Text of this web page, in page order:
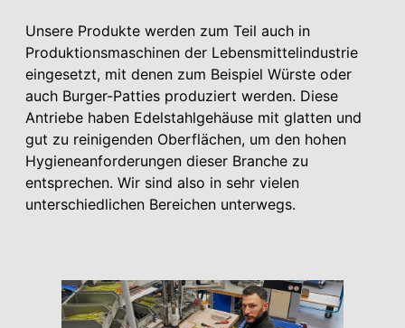
Unsere Produkte werden zum Teil auch in
Produktionsmaschinen der Lebensmittelindustrie
eingesetzt, mit denen zum Beispiel Würste oder
auch Burger-Patties produziert werden. Diese
Antriebe haben Edelstahlgehäuse mit glatten und
gut zu reinigenden Oberflächen, um den hohen
Hygieneanforderungen dieser Branche zu
entsprechen. Wir sind also in sehr vielen
unterschiedlichen Bereichen unterwegs.